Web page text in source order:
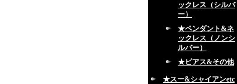
ックレス（シルバ
ー）
★ペンダント&ネ
ックレス（ノンシ
ルバー）
★ピアス&その他
★スー&シャイアンetc